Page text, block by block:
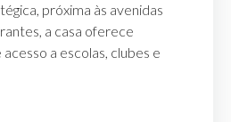
próxima às avenidas
a casa oferece
a escolas, clubes e